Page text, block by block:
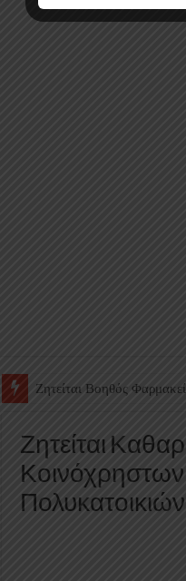
Ζητείται Βοηθός Θαλάμου
Ζητείται
Πολυκατοικιών